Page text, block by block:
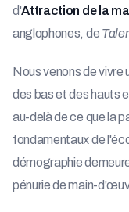
d'Attraction de la
anglophones, de
Nous venons de vivre
des bas et des hauts
au-delà de ce que la
fondamentaux de
démographie
pénurie de main-